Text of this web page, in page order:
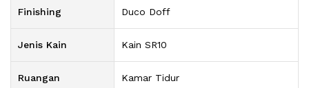
Finishing Duco Doff
Jenis Kain Kain SR10
Ruangan Kamar Tidur